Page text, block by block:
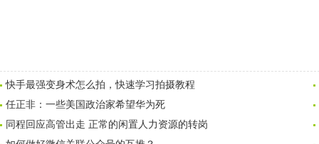
快手最强变身术怎么拍，快速学习拍摄教程
任正非：一些美国政治家希望华为死
同程回应高管出走 正常的闲置人力资源的转岗